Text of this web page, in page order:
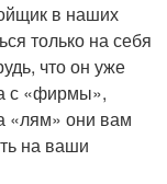
в наших
только на себя
что он уже
с «фирмы»,
«лям» они вам
на ваши